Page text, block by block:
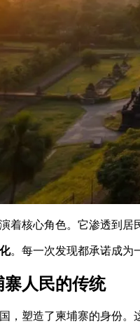
着核心角色。它渗透到居
。每一次发现都承诺成为
人民的传统
，塑造了柬埔寨的身份。